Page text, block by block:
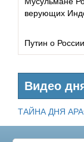
верующих
Путин о
Видео
ТАЙНА ДНЯ